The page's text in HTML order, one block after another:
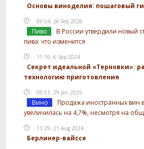
Основы виноделия: пошаговый
09:54, 26 Feb 2026
Пиво
В России утвердили новый
пива: что изменится
11:10, 6 Sep 2024
Секрет идеальной «Терновки»:
технологию приготовления
09:51, 29 Jan 2025
Вино
Продажа иностранных вин
увеличилась на 4,7%, несмотря на
13:29, 21 Aug 2024
Берлинер-вайссе